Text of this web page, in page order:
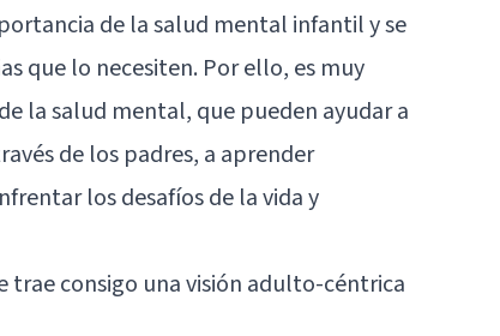
de lasalud mental infantil y se
que lo necesiten. Por ello, es muy
la salud mental, que pueden ayudar a
de los padres, a aprender
los desafíos de la vida y
trae consigo una visión adulto-céntrica